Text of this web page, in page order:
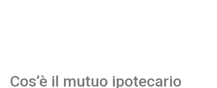
Cos’è il mutuo ipotecario